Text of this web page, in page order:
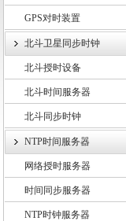
上海锐呈电气有限公司
GPS对时装置
北斗卫星同步时钟
北斗授时设备
北斗时间服务器
北斗同步时钟
NTP时间服务器
网络授时服务器
时间同步服务器
NTP时钟服务器